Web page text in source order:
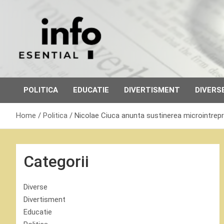
POLITICA EDUCATIE DIVERTISMENT
Home Politica Nicolae Ciuca anunta sustinerea
Categorii
Diverse
Divertisment
Educatie